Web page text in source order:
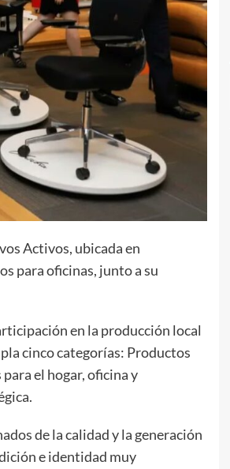
Activos, ubicada en
para oficinas, junto a su
en la producción local
cinco categorías: Productos
el hogar, oficina y
de la calidad y la generación
e identidad muy